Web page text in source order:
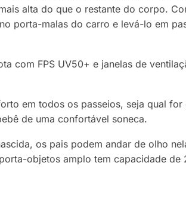
alta do que o restante do corpo.
porta-malas do carro e levá-lo em
com FPS UV50+ e janelas de
em todos os passeios, seja qual for
de uma confortável soneca.
os pais podem andar de olho
objetos amplo tem capacidade de